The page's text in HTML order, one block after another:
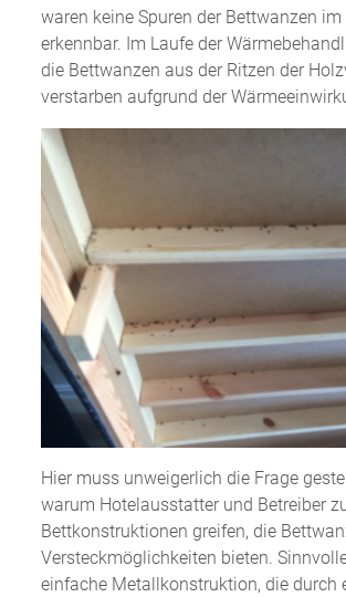
waren keine Spuren der Bettwanzen
erkennbar. Im Laufe der
die Bettwanzen aus der Ritzen der
verstarben aufgrund der
Hier muss unweigerlich die Frage
warum Hotelausstatter und Betreiber
Bettkonstruktionen greifen, die
Versteckmöglichkeiten bieten.
einfache Metallkonstruktion, die durch